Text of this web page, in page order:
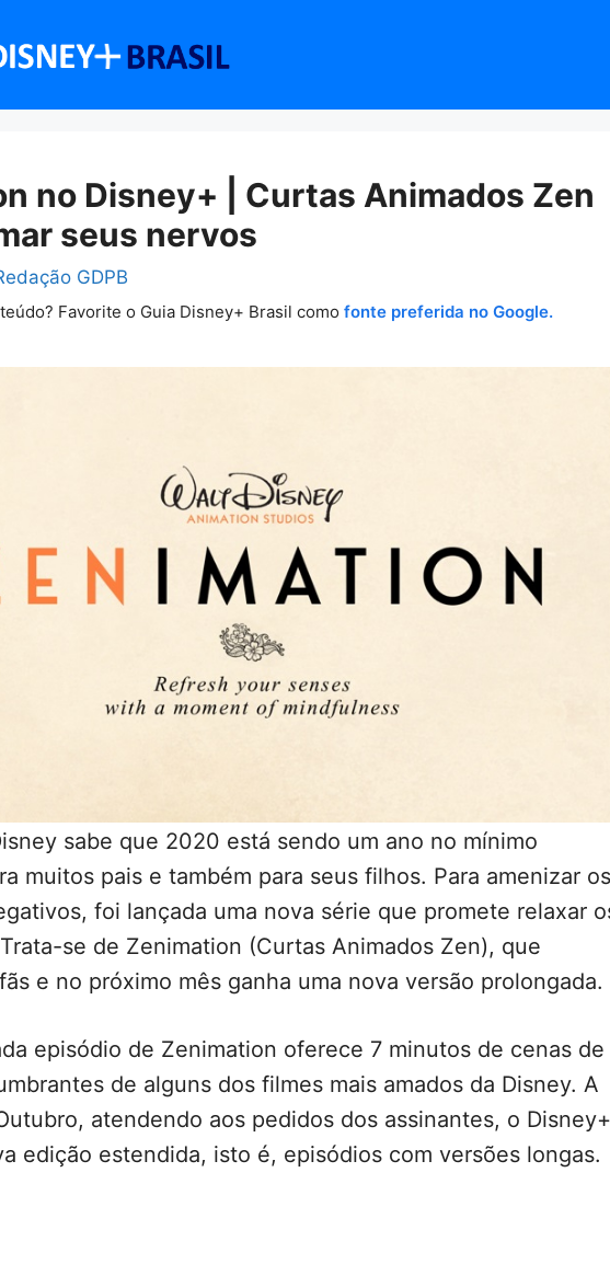
no Disney+ | Curtas Animados Zen
seus nervos
GDPB
Favorite o Guia Disney+ Brasil como fonte preferida no Google.
sabe que 2020 está sendo um ano no mínimo
muitos pais e também para seus filhos. Para amenizar os
foi lançada uma nova série que promete relaxar
se de Zenimation (Curtas Animados Zen), que
e no próximo mês ganha uma nova versão prolongada.
episódio de Zenimation oferece 7 minutos de cenas de
de alguns dos filmes mais amados da Disney. A
atendendo aos pedidos dos assinantes, o
edição estendida, isto é, episódios com versões longas.